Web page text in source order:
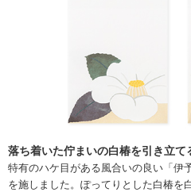
落ち着いた佇まいの白椿を引き立て
特有のハケ目がある風合いの良い「伊
を施しました。ぽってりとした白椿を